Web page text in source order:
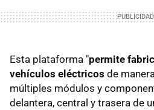
Esta plataforma "permite
vehículos eléctricos de
múltiples módulos y
delantera, central y trasera de